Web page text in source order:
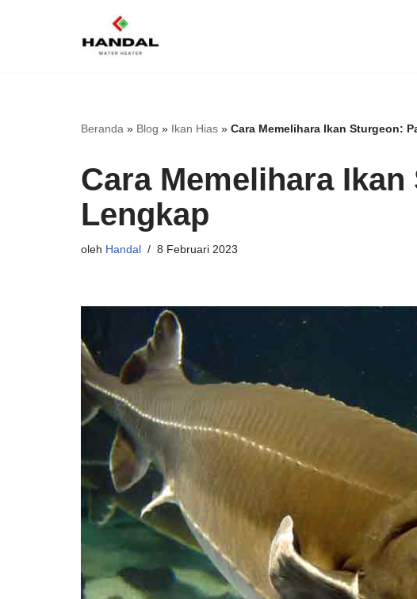
Beranda » Blog » Ikan Hias » Cara Memelihara Ikan Sturgeon:
Cara Memelihara
Lengkap
oleh Handal 8 Februari 2023